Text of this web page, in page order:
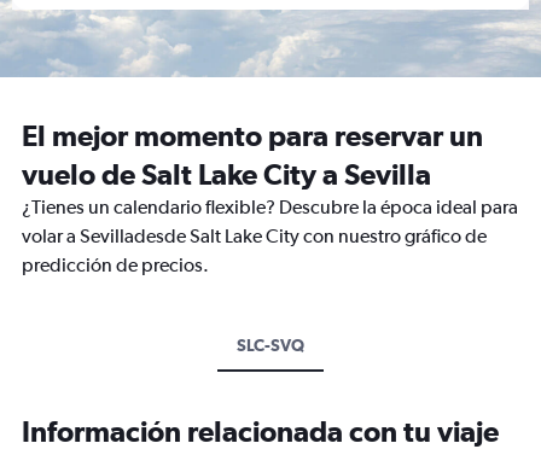
El mejor momento para reservar un
vuelo de Salt Lake City a Sevilla
¿Tienes un calendario flexible? Descubre la época ideal para
volar a Sevilladesde Salt Lake City con nuestro gráfico de
predicción de precios.
SLC-SVQ
Información relacionada con tu viaje